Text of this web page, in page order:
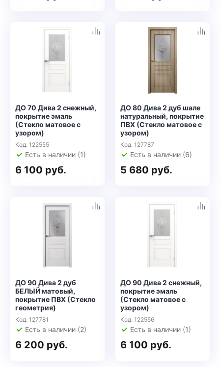
ДО 70 Дива 2 снежный,
покрытие эмаль
(Стекло матовое с
узором)
Код: 122555
Есть в наличии (1)
6 100 руб.
ДО 80 Дива 2 дуб шале
натуральный, покрытие
ПВХ (Стекло матовое с
узором)
Код: 127787
Есть в наличии (6)
5 680 руб.
ДО 90 Дива 2 дуб
БЕЛЫЙ матовый,
покрытие ПВХ (Стекло
геометрия)
Код: 127781
Есть в наличии (2)
6 200 руб.
ДО 90 Дива 2 снежный,
покрытие эмаль
(Стекло матовое с
узором)
Код: 122556
Есть в наличии (1)
6 100 руб.